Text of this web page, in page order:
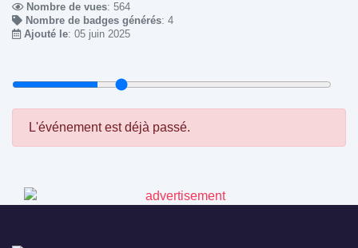
Nombre de vues: 564
Nombre de badges générés: 4
Ajouté le: 05 juin 2025
L'événement est déjà passé.